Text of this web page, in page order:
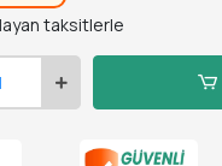
taksitlerle